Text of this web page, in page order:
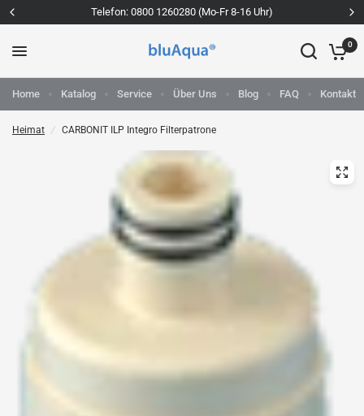
Telefon: 0800 1260280 (Mo-Fr 8-16 Uhr)
0
Home Katalog Service Über Uns Blog FAQ Kontakt
Heimat / CARBONIT ILP Integro Filterpatrone